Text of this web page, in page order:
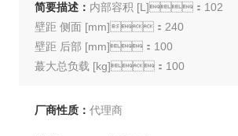
简要描述： 内部容积 [L]：102
壁距 侧面 [mm]：240
壁距 后部 [mm]：100
蕞大总负载 [kg]：100
设备净重（空载） [kg]：83
厂商性质： 代理商